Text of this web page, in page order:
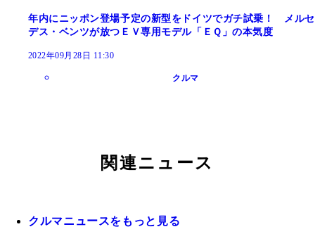
年内にニッポン登場予定の新型をドイツでガチ試乗！ メルセ
デス・ベンツが放つＥＶ専用モデル「ＥＱ」の本気度
2022年09月28日 11:30
クルマ
関連ニュース
クルマニュースをもっと見る